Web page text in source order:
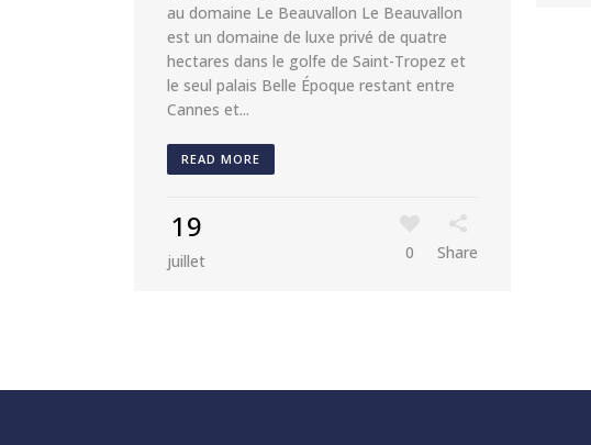
au domaine Le Beauvallon Le Beauvallon
est un domaine de luxe privé de quatre
hectares dans le golfe de Saint-Tropez et
le seul palais Belle Époque restant entre
Cannes et...
READ MORE
19
juillet 0 Share